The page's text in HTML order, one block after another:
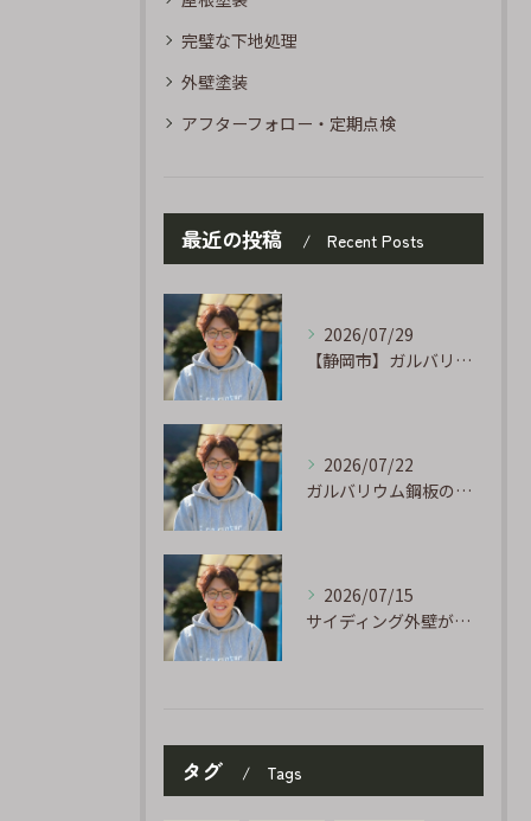
完璧な下地処理
外壁塗装
アフターフォロー・定期点検
最近の投稿 Recent Posts
2026/07/29
【静岡市】ガルバリウム外壁のサビ補修｜タッチアップ塗装の手順を職人が解説
2026/07/22
ガルバリウム鋼板の「傷」と「チョーキング」、実は深くつながっています
2026/07/15
サイディング外壁が劣化するのはなぜ?よくある原因と塗り替えのサイン
タグ Tags